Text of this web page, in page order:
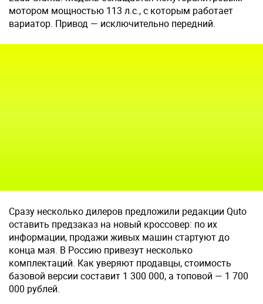
мотором мощностью 113 л.с., с которым работает
вариатор. Привод — исключительно передний.
Сразу несколько дилеров предложили редакции Quto
оставить предзаказ на новый кроссовер: по их
информации, продажи живых машин стартуют до
конца мая. В Россию привезут несколько
комплектаций. Как уверяют продавцы, стоимость
базовой версии составит 1 300 000, а топовой — 1 700
000 рублей.